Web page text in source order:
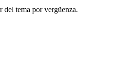
del tema por vergüenza.